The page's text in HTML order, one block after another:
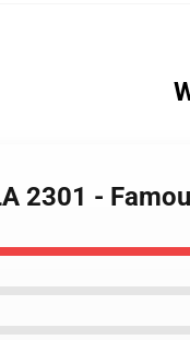
2301 -